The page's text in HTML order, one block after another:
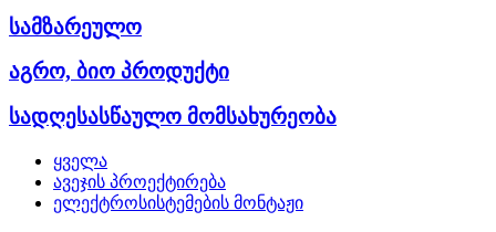
სამზარეულო
აგრო, ბიო პროდუქტი
სადღესასწაულო მომსახურეობა
ყველა
ავეჯის პროექტირება
ელექტროსისტემების მონტაჟი